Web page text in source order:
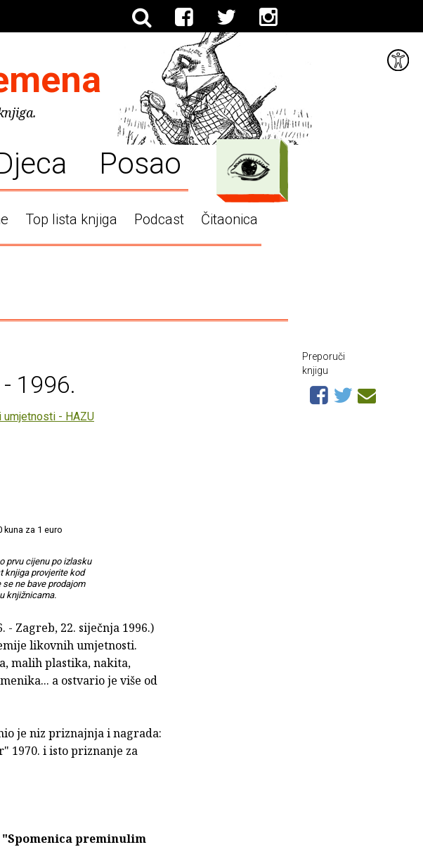
Posao
Top lista knjiga Podcast Čitaonica
1996.
umjetnosti - HAZU
za 1 euro
prvu cijenu po izlasku
knjiga provjerite kod
ne bave prodajom
knjižnicama.
- Zagreb, 22. siječnja 1996.)
likovnih umjetnosti.
malih plastika, nakita,
a ostvario je više od
je niz priznajnja i nagrada:
1970. i isto priznanje za
"Spomenica preminulim
Preporuči
knjigu